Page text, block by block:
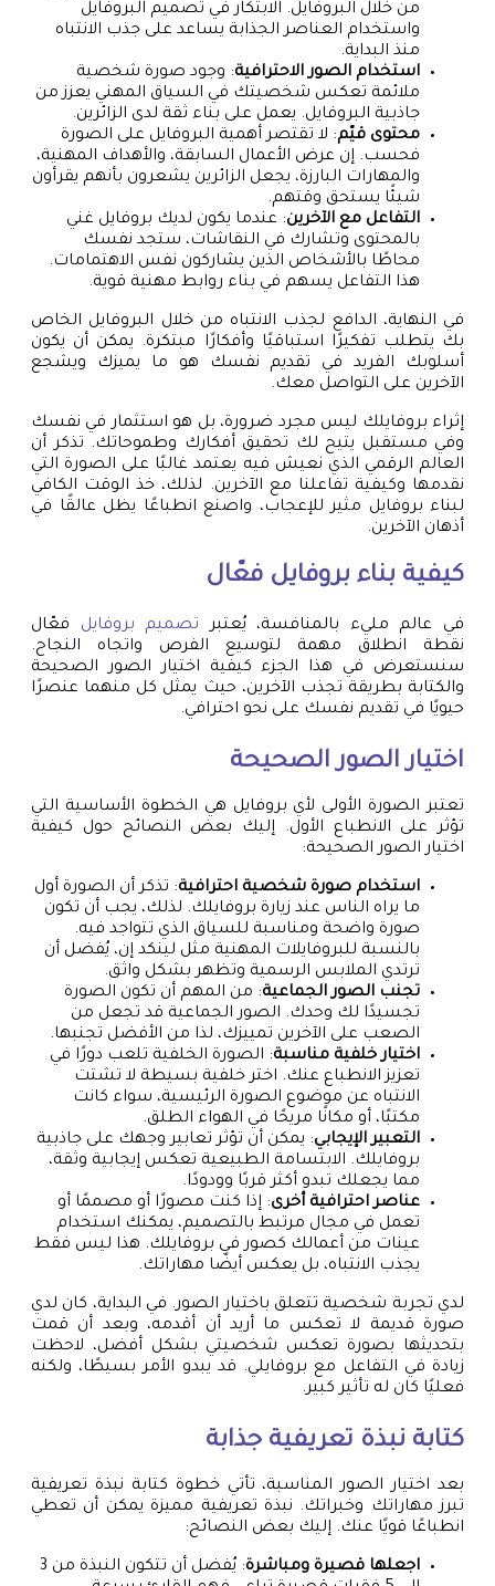
من خلال البروفايل. الابتكار في تصميم البروفايل
واستخدام العناصر الجذابة يساعد على جذب الانتباه
منذ البداية.
استخدام الصور الاحترافية: وجود صورة شخصية
ملائمة تعكس شخصيتك في السياق المهني يعزز من
جاذبية البروفايل. يعمل على بناء ثقة لدى الزائرين.
محتوى قيّم: لا تقتصر أهمية البروفايل على الصورة
فحسب. إن عرض الأعمال السابقة، والأهداف المهنية،
والمهارات البارزة، يجعل الزائرين يشعرون بأنهم يقرأون
شيئًا يستحق وقتهم.
التفاعل مع الآخرين: عندما يكون لديك بروفايل غني
بالمحتوى وتشارك في النقاشات، ستجد نفسك
محاطًا بالأشخاص الذين يشاركون نفس الاهتمامات.
هذا التفاعل يسهم في بناء روابط مهنية قوية.
في النهاية، الدافع لجذب الانتباه من خلال البروفايل الخاص
بك يتطلب تفكيرًا استباقيًا وأفكارًا مبتكرة. يمكن أن يكون
أسلوبك الفريد في تقديم نفسك هو ما يميزك ويشجع
الآخرين على التواصل معك.
إثراء بروفايلك ليس مجرد ضرورة، بل هو استثمار في نفسك
وفي مستقبل يتيح لك تحقيق أفكارك وطموحاتك. تذكر أن
العالم الرقمي الذي نعيش فيه يعتمد غالبًا على الصورة التي
نقدمها وكيفية تفاعلنا مع الآخرين. لذلك، خذ الوقت الكافي
لبناء بروفايل مثير للإعجاب، واصنع انطباعًا يظل عالقًا في
أذهان الآخرين.
كيفية بناء بروفايل فعّال
في عالم مليء بالمنافسة، يُعتبر تصميم بروفايل فعّال
نقطة انطلاق مهمة لتوسيع الفرص واتجاه النجاح.
سنستعرض في هذا الجزء كيفية اختيار الصور الصحيحة
والكتابة بطريقة تجذب الآخرين، حيث يمثل كل منهما عنصرًا
حيويًا في تقديم نفسك على نحو احترافي.
اختيار الصور الصحيحة
تعتبر الصورة الأولى لأي بروفايل هي الخطوة الأساسية التي
تؤثر على الانطباع الأول. إليك بعض النصائح حول كيفية
اختيار الصور الصحيحة:
استخدام صورة شخصية احترافية: تذكر أن الصورة أول
ما يراه الناس عند زيارة بروفايلك. لذلك، يجب أن تكون
صورة واضحة ومناسبة للسياق الذي تتواجد فيه.
بالنسبة للبروفايلات المهنية مثل لينكد إن، يُفضل أن
ترتدي الملابس الرسمية وتظهر بشكل واثق.
تجنب الصور الجماعية: من المهم أن تكون الصورة
تجسيدًا لك وحدك. الصور الجماعية قد تجعل من
الصعب على الآخرين تمييزك، لذا من الأفضل تجنبها.
اختيار خلفية مناسبة: الصورة الخلفية تلعب دورًا في
تعزيز الانطباع عنك. اختر خلفية بسيطة لا تشتت
الانتباه عن موضوع الصورة الرئيسية، سواء كانت
مكتبًا، أو مكانًا مريحًا في الهواء الطلق.
التعبير الإيجابي: يمكن أن تؤثر تعابير وجهك على جاذبية
بروفايلك. الابتسامة الطبيعية تعكس إيجابية وثقة،
مما يجعلك تبدو أكثر قربًا وودودًا.
عناصر احترافية أخرى: إذا كنت مصورًا أو مصممًا أو
تعمل في مجال مرتبط بالتصميم، يمكنك استخدام
عينات من أعمالك كصور في بروفايلك. هذا ليس فقط
يجذب الانتباه، بل يعكس أيضًا مهاراتك.
لدي تجربة شخصية تتعلق باختيار الصور. في البداية، كان لدي
صورة قديمة لا تعكس ما أريد أن أقدمه، وبعد أن قمت
بتحديثها بصورة تعكس شخصيتي بشكل أفضل، لاحظت
زيادة في التفاعل مع بروفايلي. قد يبدو الأمر بسيطًا، ولكنه
فعليًا كان له تأثير كبير.
كتابة نبذة تعريفية جذابة
بعد اختيار الصور المناسبة، تأتي خطوة كتابة نبذة تعريفية
تبرز مهاراتك وخبراتك. نبذة تعريفية مميزة يمكن أن تعطي
انطباعًا قويًا عنك. إليك بعض النصائح:
اجعلها قصيرة ومباشرة
: يُفضل أن تتكون النبذة من 3